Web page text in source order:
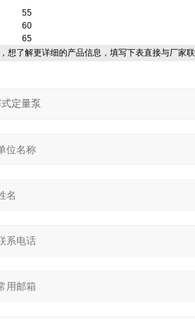
55
60
65
想了解更详细的产品信息，填写下表直接与厂家联